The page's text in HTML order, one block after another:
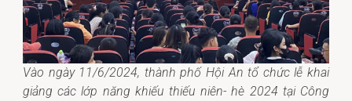
Vào ngày 11/6/2024, thành phố Hội An tổ chức lễ khai
giảng các lớp năng khiếu thiếu niên- hè 2024 tại Công